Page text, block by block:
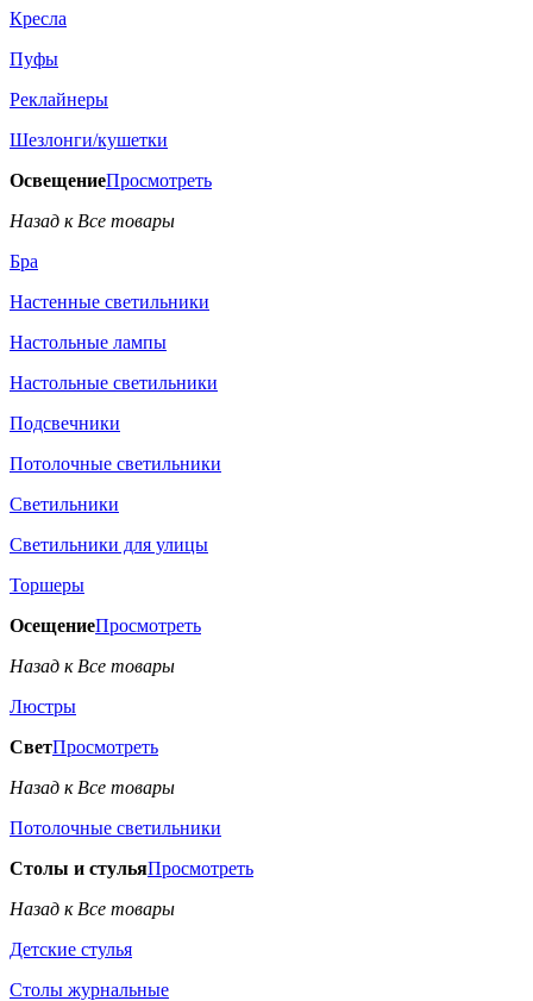
Кресла
Пуфы
Реклайнеры
Шезлонги/кушетки
ОсвещениеПросмотреть
Назад к Все товары
Бра
Настенные светильники
Настольные лампы
Настольные светильники
Подсвечники
Потолочные светильники
Светильники
Светильники для улицы
Торшеры
ОсещениеПросмотреть
Назад к Все товары
Люстры
СветПросмотреть
Назад к Все товары
Потолочные светильники
Столы и стульяПросмотреть
Назад к Все товары
Детские стулья
Столы журнальные